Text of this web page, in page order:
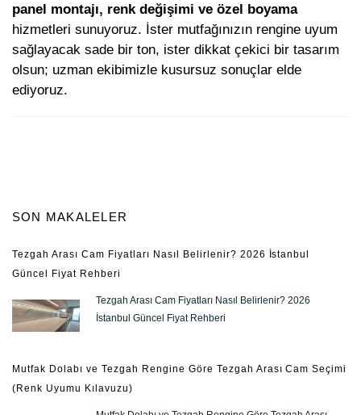
panel montajı, renk değişimi ve özel boyama
hizmetleri sunuyoruz. İster mutfağınızın rengine uyum
sağlayacak sade bir ton, ister dikkat çekici bir tasarım
olsun; uzman ekibimizle kusursuz sonuçlar elde
ediyoruz.
SON MAKALELER
Tezgah Arası Cam Fiyatları Nasıl Belirlenir? 2026 İstanbul
Güncel Fiyat Rehberi
Tezgah Arası Cam Fiyatları Nasıl Belirlenir? 2026
İstanbul Güncel Fiyat Rehberi
Mutfak Dolabı ve Tezgah Rengine Göre Tezgah Arası Cam Seçimi
(Renk Uyumu Kılavuzu)